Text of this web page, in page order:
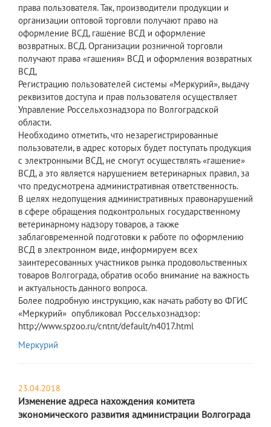
права пользователя. Так, производители продукции и
организации оптовой торговли получают право на
оформление ВСД, гашение ВСД и оформление
возвратных. ВСД. Организации розничной торговли
получают права «гашения» ВСД и оформления возвратных
ВСД,
Регистрацию пользователей системы «Меркурий», выдачу
реквизитов доступа и прав пользователя осуществляет
Управление Россельхознадзора по Волгоградской
области.
Необходимо отметить, что незарегистрированные
пользователи, в адрес которых будет поступать продукция
с электронными ВСД, не смогут осуществлять «гашение»
ВСД, а это является нарушением ветеринарных правил, за
что предусмотрена административная ответственность.
В целях недопущения административных правонарушений
в сфере обращения подконтрольных государственному
ветеринарному надзору товаров, а также
заблаговременной подготовки к работе по оформлению
ВСД в электронном виде, информируем всех
заинтересованных участников рынка продовольственных
товаров Волгограда, обратив особо внимание на важность
и актуальность данного вопроса.
Более подробную инструкцию, как начать работу во ФГИС
«Меркурий» опубликовал Россельхознадзор:
http://www.spzoo.ru/cntnt/default/n4017.html
Меркурий
23.04.2018
Изменение адреса нахождения комитета
экономического развития администрации Волгограда